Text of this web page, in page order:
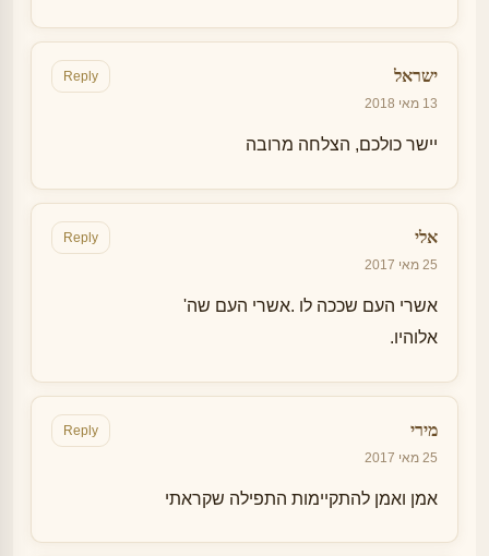
ישראל
13 מאי 2018
Reply
יישר כולכם, הצלחה מרובה
אלי
25 מאי 2017
Reply
אשרי העם שככה לו .אשרי העם שה'
אלוהיו.
מירי
25 מאי 2017
Reply
אמן ואמן להתקיימות התפילה שקראתי